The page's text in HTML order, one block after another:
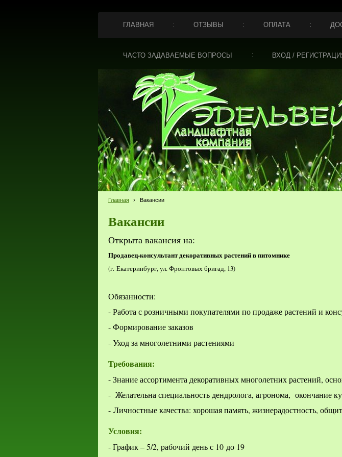
ГЛАВНАЯ ОТЗЫВЫ ОПЛАТА
ЧАСТО ЗАДАВАЕМЫЕ ВОПРОСЫ ВХОД /
Главная › Вакансии
Вакансии
Открыта вакансия на:
Продавец-консультант декоративных растений в питомнике
(г. Екатеринбург, ул. Фронтовых бригад, 13)
Обязанности:
- Работа с розничными покупателями по продаже растений и
- Формирование заказов
- Уход за многолетними растениями
Требования:
- Знание ассортимента декоративных многолетних растений,
- Желательна специальность дендролога, агронома, окончание
- Личностные качества: хорошая память, жизнерадостность,
Условия:
- График – 5/2, рабочий день с 10 до 19